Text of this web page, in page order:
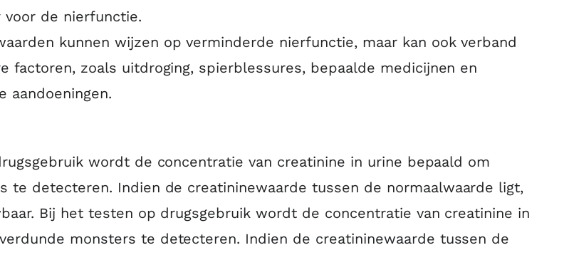
voor de nierfunctie.
kunnen wijzen op verminderde nierfunctie, maar kan ook verband
factoren, zoals uitdroging, spierblessures, bepaalde medicijnen en
aandoeningen.
wordt de concentratie van creatinine in urine bepaald om
te detecteren. Indien de creatininewaarde tussen de normaalwaarde ligt,
Bij het testen op drugsgebruik wordt de concentratie van creatinine in
monsters te detecteren. Indien de creatininewaarde tussen de